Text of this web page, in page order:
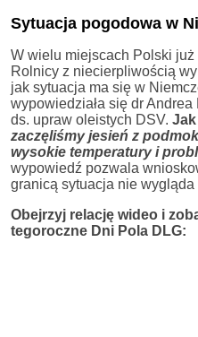
Sytuacja pogodowa w
W wielu miejscach Polski już
Rolnicy z niecierpliwością
jak sytuacja ma się w
wypowiedziała się dr
ds. upraw oleistych DSV. Jak
zaczęliśmy jesień z
wysokie temperatury i
wypowiedź pozwala
granicą sytuacja nie wygląda
Obejrzyj relację wideo i
tegoroczne Dni Pola DLG: